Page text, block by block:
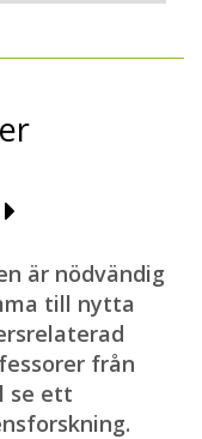
är nödvändig
till nytta
från
se ett